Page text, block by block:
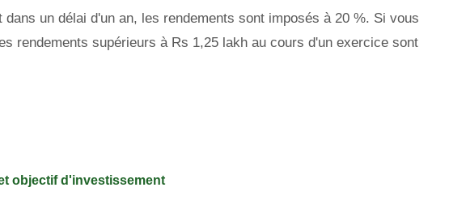
un délai d'un an, les rendements sont imposés à 20 %. Si vous
rendements supérieurs à Rs 1,25 lakh au cours d'un exercice sont
objectif d'investissement